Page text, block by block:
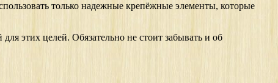
только надежные крепёжные элементы, которые
этих целей. Обязательно не стоит забывать и об